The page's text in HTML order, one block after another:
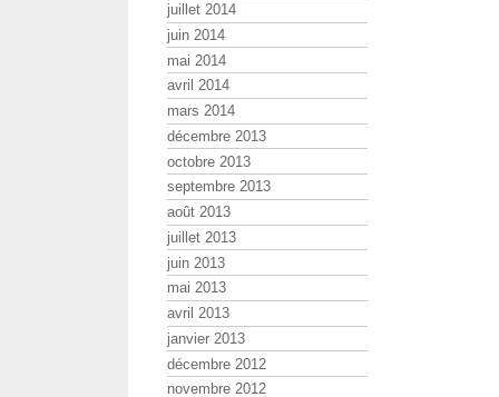
juillet 2014
juin 2014
mai 2014
avril 2014
mars 2014
décembre 2013
octobre 2013
septembre 2013
août 2013
juillet 2013
juin 2013
mai 2013
avril 2013
janvier 2013
décembre 2012
novembre 2012